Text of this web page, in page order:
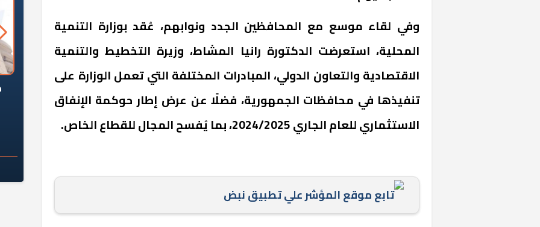
وفي لقاء موسع مع المحافظين الجدد ونوابهم، عُقد بوزارة التنمية
المحلية، استعرضت الدكتورة رانيا المشاط، وزيرة التخطيط والتنمية
الاقتصادية والتعاون الدولي، المبادرات المختلفة التي تعمل الوزارة على
تنفيذها في محافظات الجمهورية، فضلًا عن عرض إطار حوكمة الإنفاق
الاستثماري للعام الجاري 2024/2025، بما يُفسح المجال للقطاع الخاص.
تابع موقع المؤشر علي تطبيق نبض
«المؤشر» يطرح السؤال الصعب: هل
كان اختيار خريج معهد العاشر من
رمضان وزيرًا للإسكان قرارًا صائبًا؟
لماذا تخالف الشركات العقارية
تعليمات الرئيس السيسي؟